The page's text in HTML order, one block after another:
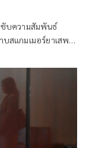
ชับความสัมพันธ์
สแกมเมอร์ยาเสพ